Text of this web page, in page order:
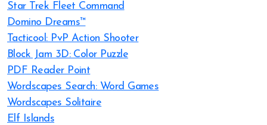
Star Trek Fleet Command
Domino Dreams™
Tacticool: PvP Action Shooter
Block Jam 3D: Color Puzzle
PDF Reader Point
Wordscapes Search: Word Games
Wordscapes Solitaire
Elf Islands